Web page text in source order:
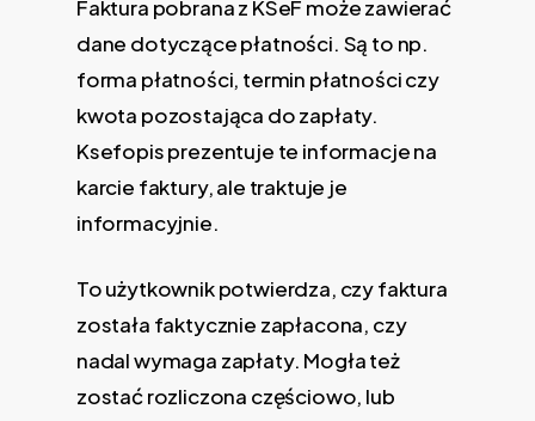
Faktura pobrana z KSeF może zawierać
dane dotyczące płatności. Są to np.
forma płatności, termin płatności czy
kwota pozostająca do zapłaty.
Ksefopis prezentuje te informacje na
karcie faktury, ale traktuje je
informacyjnie.
To użytkownik potwierdza, czy faktura
została faktycznie zapłacona, czy
nadal wymaga zapłaty. Mogła też
zostać rozliczona częściowo, lub